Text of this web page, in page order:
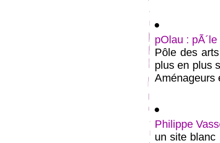
pOlau :
Pôle des
plus en plus
Aménageurs
Philippe
un site blanc